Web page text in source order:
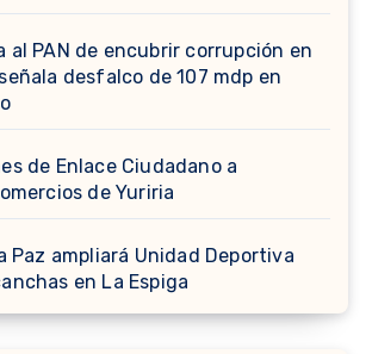
al PAN de encubrir corrupción en
desfalco de 107 mdp en
de Enlace Ciudadano a
de Yuriria
Paz ampliará Unidad Deportiva
en La Espiga